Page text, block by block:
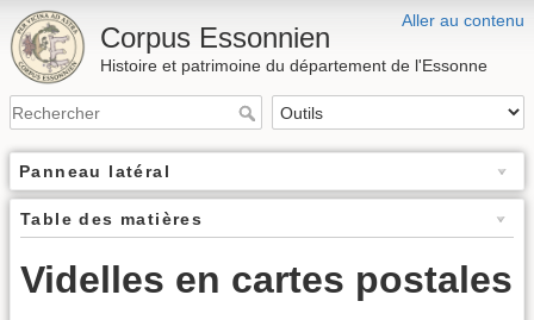
Aller au contenu
Corpus Essonnien
Histoire et patrimoine du département de l'Essonne
Panneau latéral
Table des matières
Videlles en cartes postales